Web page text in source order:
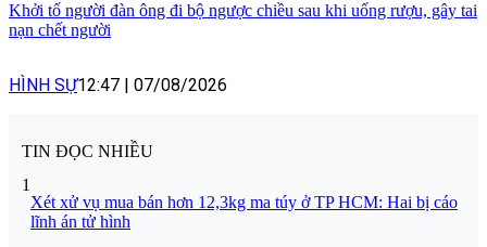
Khởi tố người đàn ông đi bộ ngược chiều sau khi uống rượu, gây tai
nạn chết người
HÌNH SỰ12:47 07/08/2026
TIN ĐỌC NHIỀU
1
Xét xử vụ mua bán hơn 12,3kg ma túy ở TP HCM: Hai bị cáo
lĩnh án tử hình